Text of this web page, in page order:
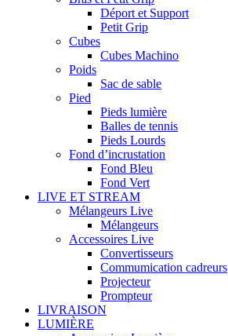
Déport et Support
Petit Grip
Cubes
Cubes Machino
Poids
Sac de sable
Pied
Pieds lumière
Balles de tennis
Pieds Lourds
Fond d’incrustation
Fond Bleu
Fond Vert
LIVE ET STREAM
Mélangeurs Live
Mélangeurs
Accessoires Live
Convertisseurs
Commumication cadreurs
Projecteur
Prompteur
LIVRAISON
LUMIÈRE